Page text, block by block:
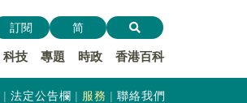
科技 專題 時政 香港百科
訂閱 简
法定公告欄 服務 聯絡我們